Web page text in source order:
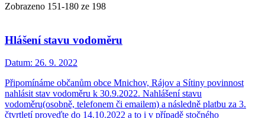
Zobrazeno 151-180 ze 198
Hlášení stavu vodoměru
Datum: 26. 9. 2022
Připomínáme občanům obce Mnichov, Rájov a Sítiny povinnost
nahlásit stav vodoměru k 30.9.2022. Nahlášení stavu
vodoměru(osobně, telefonem či emailem) a následně platbu za 3.
čtvrtletí proveďte do 14.10.2022 a to i v případě stočného